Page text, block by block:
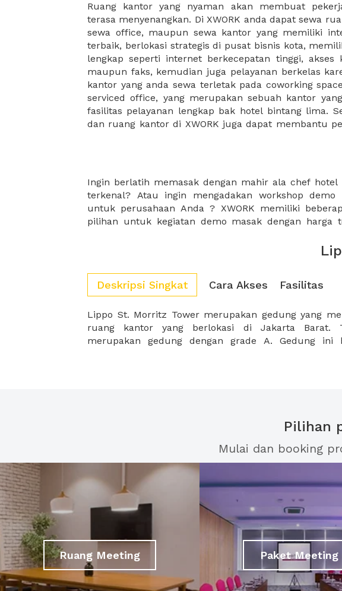
Ruang kantor yang nyaman akan membuat
terasa menyenangkan. Di XWORK anda dapat sewa
sewa office, maupun sewa kantor yang memiliki
terbaik, berlokasi strategis di pusat bisnis kota,
lengkap seperti internet berkecepatan tinggi, akses
maupun faks, kemudian juga pelayanan berkelas
kantor yang anda sewa terletak pada coworking
serviced office, yang merupakan sebuah kantor
fasilitas pelayanan lengkap bak hotel bintang lima.
dan ruang kantor di XWORK juga dapat membantu
legalitas usaha baru Anda, seperti surat domisili,
Perusahaan, Surat Izin Usaha Perdagangan, dan
pendirian PT maupun akte pendirian CV untuk
Sewa ruang kantor XWORK juga mempermudah
kantor Anda, karena anda dapat memilih kantor yang
sewa, kemudian Anda dapat survey atau
kantor Anda, semuanya akan dibuat lebih mudah
kantor terbaik Anda, dan juga sewa kantor murah
Ingin berlatih memasak dengan mahir ala chef hotel
terkenal? Atau ingin mengadakan workshop demo
untuk perusahaan Anda ? XWORK memiliki
pilihan untuk kegiatan demo masak dengan harga
dan fasilitas terlengkap. Selain itu tempat-tempat
sudah pasti aman untuk melakukan acara
Deskripsi Singkat Cara Akses Fasilitas
Lippo St. Morritz Tower merupakan gedung yang
ruang kantor yang berlokasi di Jakarta Barat.
merupakan gedung dengan grade A. Gedung ini
denga Kantor Walikota Jakarta Barat, Lippo
Pilihan
Mulai dan booking
Ruang Meeting Paket Meeting